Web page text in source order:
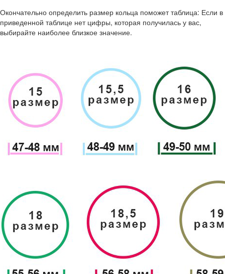
Окончательно определить размер кольца поможет таблица: Если в
приведенной таблице нет цифры, которая получилась у вас,
выбирайте наиболее близкое значение.